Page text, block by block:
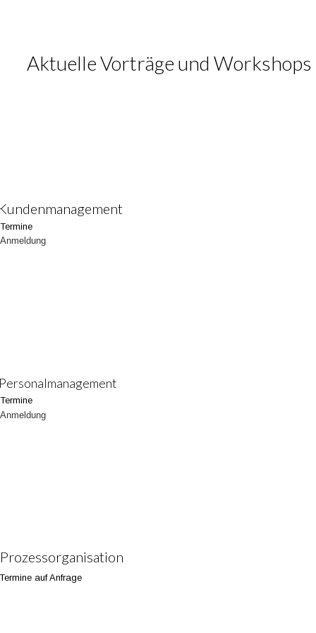
Aktuelle Vorträge und Workshops
Termine auf Anfrage
Anmeldung
Termine
Termine
Anmeldung
Prozessorganisation